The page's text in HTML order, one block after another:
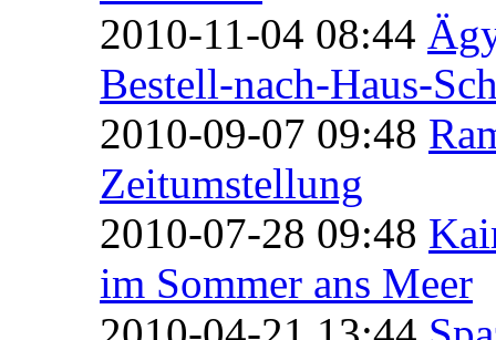
2010-11-04 08:44
Bestell-nach-Haus-
2010-09-07 09:48
Zeitumstellung
2010-07-28 09:48
im Sommer ans Meer